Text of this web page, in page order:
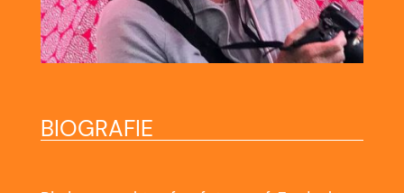
BIOGRAFIE